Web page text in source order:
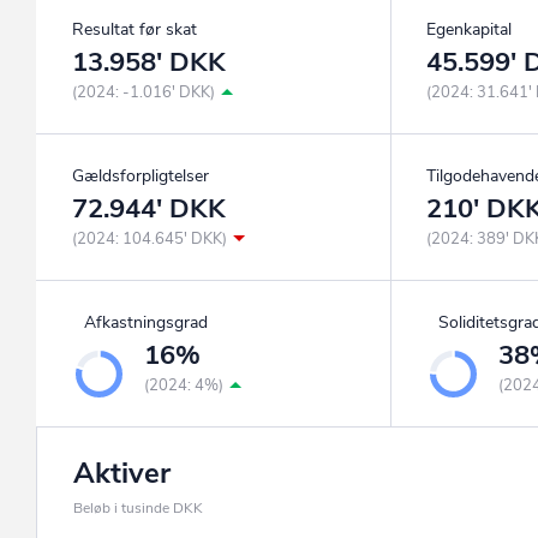
Resultat før skat
13.958' DKK
(2024: -1.016' DKK)
Egenkapital
45.599'
(2024: 31.641'
Gældsforpligtelser
72.944' DKK
(2024: 104.645' DKK)
210'
(2024: 389'
Afkastningsgrad
16%
(2024: 4%)
Aktiver
Beløb i tusinde DKK